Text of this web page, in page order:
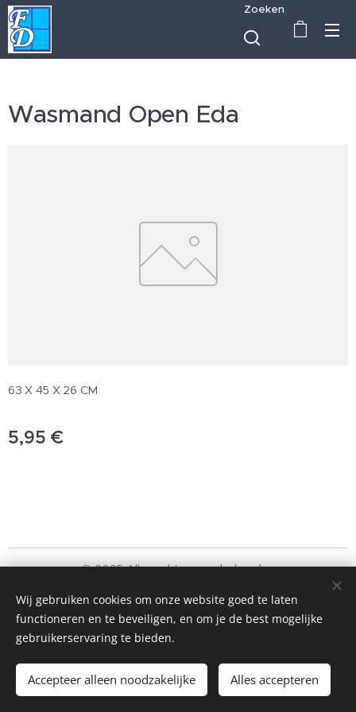
Zoeken
Wasmand Open Eda
63 X 45 X 26 CM
5,95 €
Toevoegen aan de winkelwagen
© 2025 Alle rechten voorbehouden
Schoonmaakbedrijf Frando Bv
Cookies
Wij gebruiken cookies om onze website goed te laten
functioneren en te beveiligen, en om je de best mogelijke
gebruikerservaring te bieden.
Accepteer alleen noodzakelijke Alles accepteren